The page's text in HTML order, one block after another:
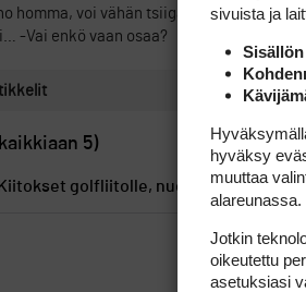
homma, voi vähän tsiigailla menoja
-Vai enkö vaan osaa?
5)
golfliitolle, nuorten kilpailu
sivuista ja
hyväksy
muuttaa
alareunassa.
Jotkin
oikeutettu
asetuksiasi